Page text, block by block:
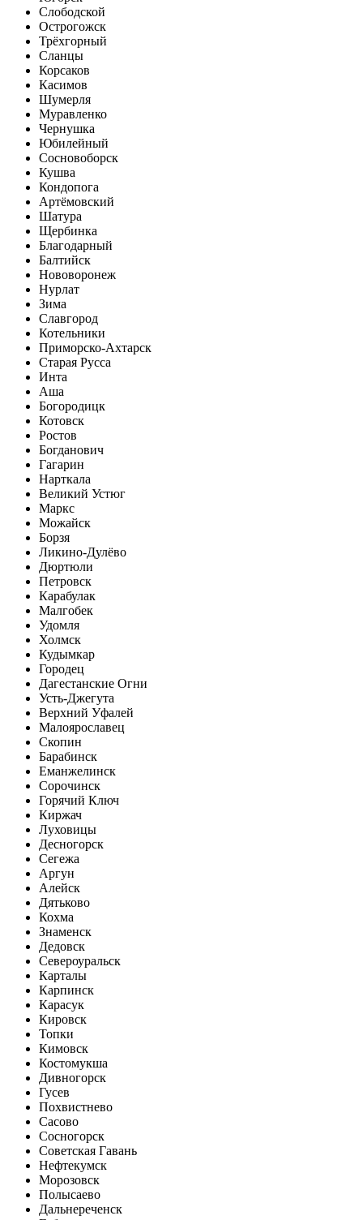
Слободской
Острогожск
Трёхгорный
Сланцы
Корсаков
Касимов
Шумерля
Муравленко
Чернушка
Юбилейный
Сосновоборск
Кушва
Кондопога
Артёмовский
Шатура
Щербинка
Благодарный
Балтийск
Нововоронеж
Нурлат
Зима
Славгород
Котельники
Приморско-Ахтарск
Старая Русса
Инта
Аша
Богородицк
Котовск
Ростов
Богданович
Гагарин
Нарткала
Великий Устюг
Маркс
Можайск
Борзя
Ликино-Дулёво
Дюртюли
Петровск
Карабулак
Малгобек
Удомля
Холмск
Кудымкар
Городец
Дагестанские Огни
Усть-Джегута
Верхний Уфалей
Малоярославец
Скопин
Барабинск
Еманжелинск
Сорочинск
Горячий Ключ
Киржач
Луховицы
Десногорск
Сегежа
Аргун
Алейск
Дятьково
Кохма
Знаменск
Дедовск
Североуральск
Карталы
Карпинск
Карасук
Кировск
Топки
Кимовск
Костомукша
Дивногорск
Гусев
Похвистнево
Сасово
Сосногорск
Советская Гавань
Нефтекумск
Морозовск
Полысаево
Дальнереченск